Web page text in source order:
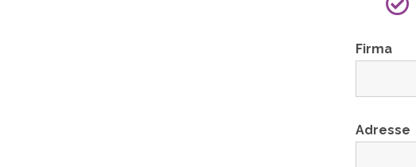
Firma
Adresse